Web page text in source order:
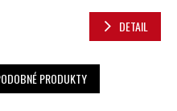
DETAIL
PRODUKTY